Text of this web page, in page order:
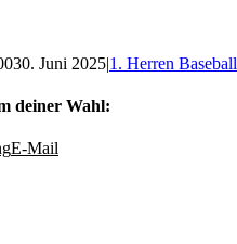
30. Juni 2025|1. Herren Baseball
deiner Wahl:
E-Mail